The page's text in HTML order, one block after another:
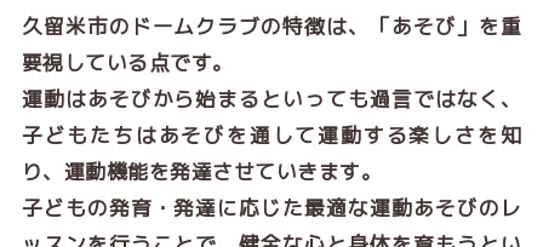
久留米市のドームクラブの特徴は、「あそび」を重
要視している点です。
運動はあそびから始まるといっても過言ではなく、
子どもたちはあそびを通して運動する楽しさを知
り、運動機能を発達させていきます。
子どもの発育・発達に応じた最適な運動あそびのレ